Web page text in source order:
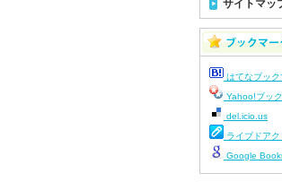
サイトマッ
はてなブック
Yahoo!ブッ
del.icio.us
ライブドア
Google